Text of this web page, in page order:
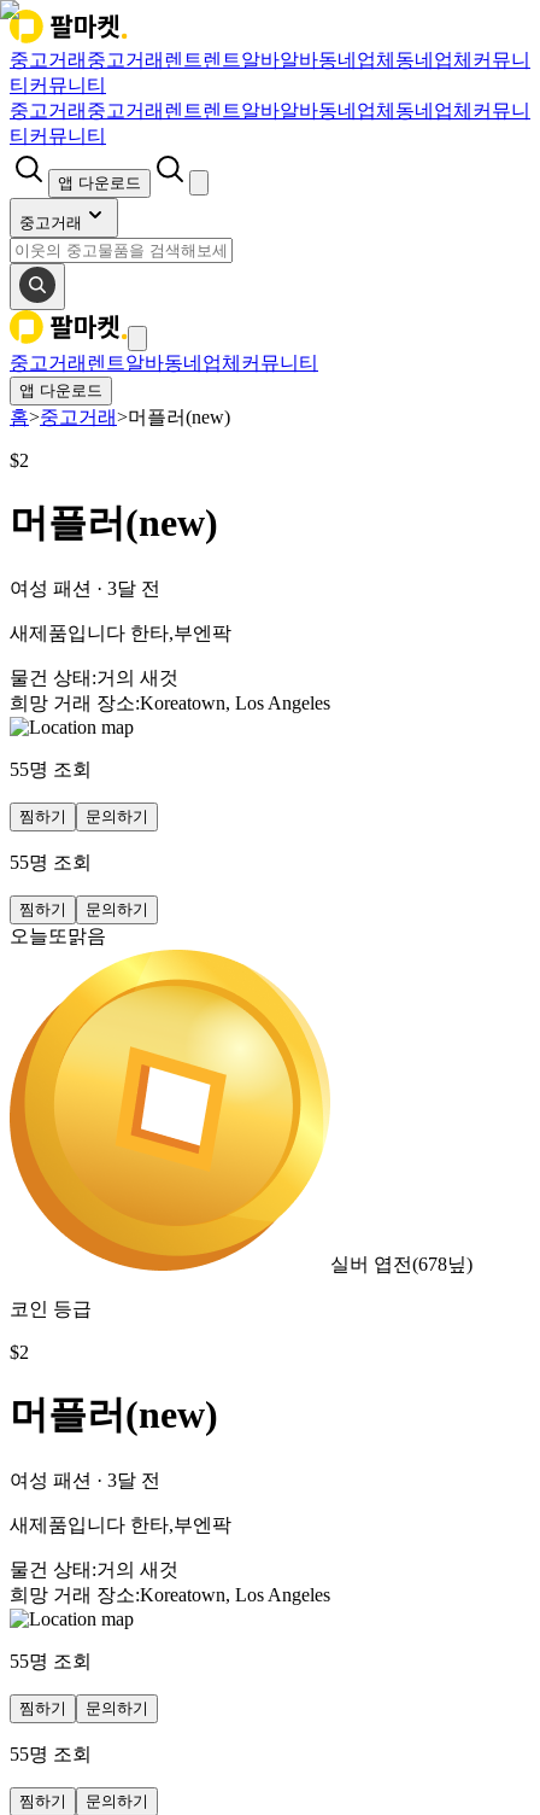
중고거래 중고거래 렌트렌트알바알바동네업체 동네업체 커뮤니
티 커뮤니티
중고거래 중고거래 렌트렌트알바알바동네업체 동네업체 커뮤니
티 커뮤니티
앱 다운로드
중고거래
중고거래 렌트알바동네업체 커뮤니티
앱 다운로드
홈>중고거래>머플러(new)
$2
머플러(new)
여성 패션 · 3달 전
새제품입니다 한타,부엔팍
물건 상태 :거의 새것
희망 거래 장소:Koreatown, Los Angeles
55명 조회
찜하기 문의하기
55명 조회
찜하기 문의하기
오늘또맑음
실버 엽전(678닢)
코인 등급
$2
머플러(new)
여성 패션 · 3달 전
새제품입니다 한타,부엔팍
물건 상태 :거의 새것
희망 거래 장소:Koreatown, Los Angeles
55명 조회
찜하기 문의하기
55명 조회
찜하기 문의하기